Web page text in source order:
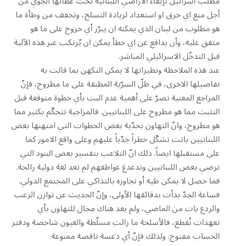
أجل منع اي خرق او استعداد لزيادة التسلح، وتخفف من وطأة ما
هو مطلوب من لبنان الذي يمكنه ان يبرّر أي خروج على ما هو
متفق عليه، وأن يدافع عن اي خطأ يمكن ان يُرتكب عبر هذه الآلية
قبل التدخّل الاسرائيلي المباشر.
عند هذه الملاحظة ونظيراتها لا يمكن التكهن بما قالت به
تفاصيلها الاخرى، في ظلّ السرّية المطبقة على ما مطروح، فإنّ
المراجع المعنية تصرّ على أهمية عدم البت بأي خطوة متوقعة قبل
التثبت مما هو مطروح على اللبنانيين. فالمزاجية تتحكّم بكثير مما
هو مطروح، وانّ التهاون بجدّية بعض الخطوات التي امتهنها بعض
اللبنانيين باتت تشكّل خطراً جدّياً عليهم وعلى واقع الامور كما
على مستقبلها ايضاً. ذلك انّ التلاعب بتفسير بعض البنود التي
ترضي بعض اللبنانيين وتدغدغ عواطفهم لم تعد لغة دولية رائجة.
فما حصل لا يمكن طيه أو تجاوزه بالتذاكي على المجتمع الدولي.
فساعة الجدّ بدأت بدقائقها الأولى، وإنّ الحديث عن توازن الرعب
والردع بات من الماضي، ولم يعد هناك مجال للتهاون بأي
تعهدات تُقطع، فالأسلحة ما زالت مسلّطة والعيون شاخصة ودفتر
الحساب مفتوح. ولذلك فإنّ أي دعسة ناقصة ممنوعة.